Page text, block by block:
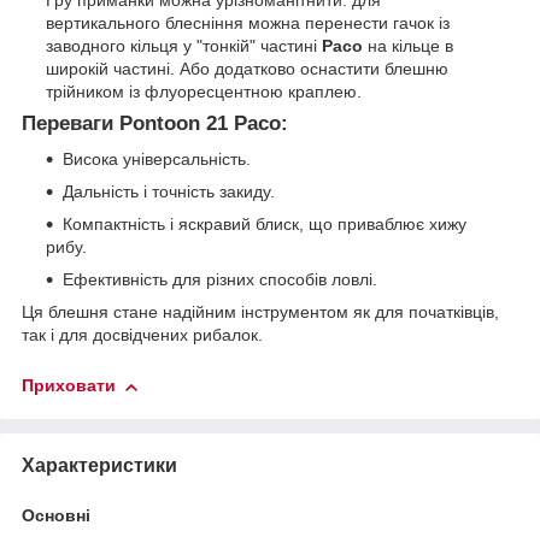
вертикального блесніння можна перенести гачок із
заводного кільця у "тонкій" частині Paco на кільце в
широкій частині. Або додатково оснастити блешню
трійником із флуоресцентною краплею.
Переваги Pontoon 21 Paco:
Висока універсальність.
Дальність і точність закиду.
Компактність і яскравий блиск, що приваблює хижу
рибу.
Ефективність для різних способів ловлі.
Ця блешня стане надійним інструментом як для початківців,
так і для досвідчених рибалок.
Приховати
Характеристики
Основні